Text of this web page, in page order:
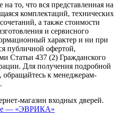
то, что вся представленная на
комплектаций, технических
а также стоимости
и сервисного
характер и ни при
публичной офертой,
Статьи 437 (2) Гражданского
Для получения подробной
к менеджерам-
магазин входных дверей.
— «ЭВРИКА»